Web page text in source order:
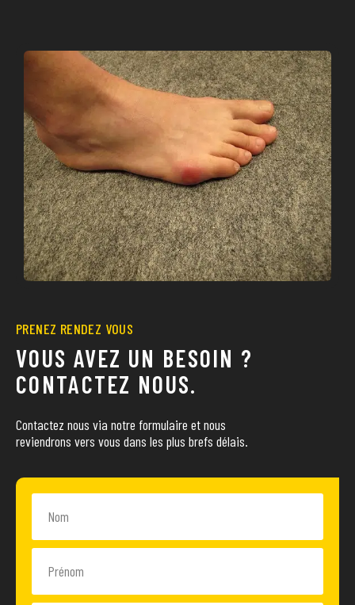
PRENEZ RENDEZ VOUS
VOUS AVEZ UN BESOIN ?
CONTACTEZ NOUS.
Contactez nous via notre formulaire et nous
reviendrons vers vous dans les plus brefs délais.